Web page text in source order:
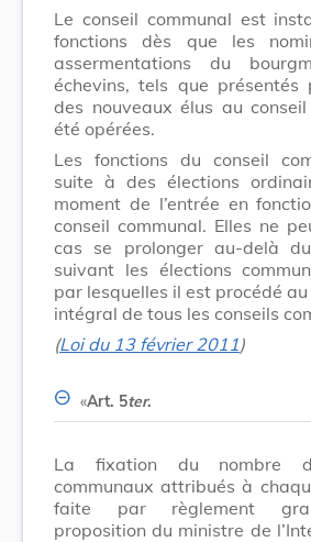
Le conseil communal est
fonctions dès que les
assermentations du
échevins, tels que
des nouveaux élus au
été opérées.
Les fonctions du conseil
suite à des élections
moment de l’entrée en
conseil communal. Elles ne
cas se prolonger au-delà
suivant les élections
par lesquelles il est procédé
intégral de tous les conseils
(Loi du 13 février 2011)
«Art. 5ter.
La fixation du nombre
communaux attribués à
faite par règlement
proposition du ministre de